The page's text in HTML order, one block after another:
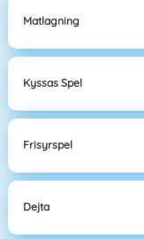
Matlagning
Kyssas Spel
Frisyrspel
Dejta